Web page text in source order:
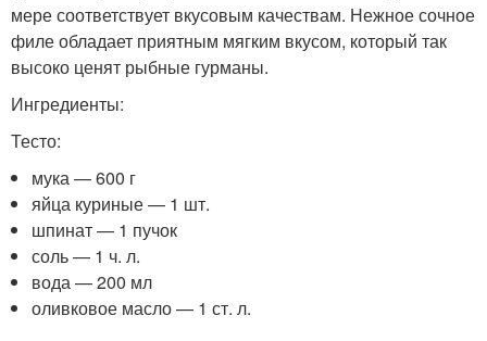
мере соответствует вкусовым качествам. Нежное сочное
филе обладает приятным мягким вкусом, который так
высоко ценят рыбные гурманы.
Ингредиенты:
Тесто:
мука — 600 г
яйца куриные — 1 шт.
шпинат — 1 пучок
соль — 1 ч. л.
вода — 200 мл
оливковое масло — 1 ст. л.